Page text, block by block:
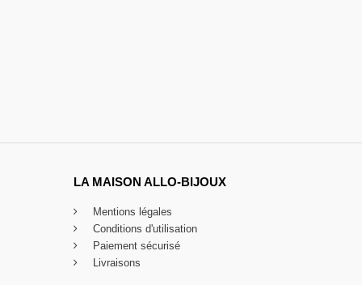
LA MAISON ALLO-BIJOUX
Mentions légales
Conditions d'utilisation
Paiement sécurisé
Livraisons